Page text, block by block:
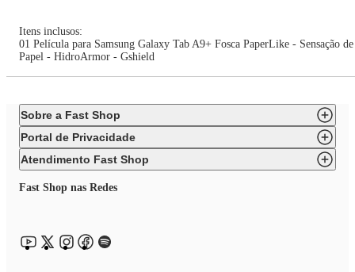
Itens inclusos:
01 Película para Samsung Galaxy Tab A9+ Fosca PaperLike - Sensação de
Papel - HidroArmor - Gshield
Sobre a Fast Shop
Portal de Privacidade
Atendimento Fast Shop
Fast Shop nas Redes